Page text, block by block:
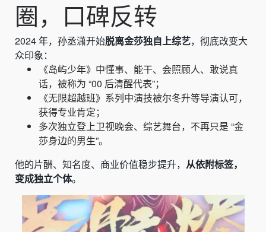
圈，口碑反转
2024 年，孙丞潇开始脱离金莎独自上综艺，彻底改变大
众印象：
《岛屿少年》中懂事、能干、会照顾人、敢说真
话，被称为 “00 后清醒代表”；
《无限超越班》系列中演技被尔冬升等导演认可，
获得专业肯定；
多次独立登上卫视晚会、综艺舞台，不再只是 “金
莎身边的男生”。
他的片酬、知名度、商业价值稳步提升， 从依附标签，
变成独立个体。